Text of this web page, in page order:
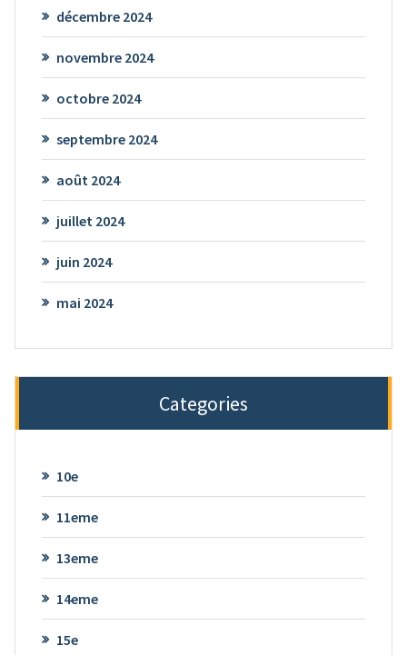
décembre 2024
novembre 2024
octobre 2024
septembre 2024
août 2024
juillet 2024
juin 2024
mai 2024
Categories
10e
11eme
13eme
14eme
15e